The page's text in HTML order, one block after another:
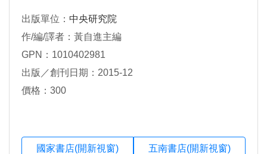
出版單位： 中央研究院
作/編/譯者：黃自進主編
GPN：1010402981
出版／創刊日期：2015-12
價格：300
國家書店(開新視窗) 五南書店(開新視窗)